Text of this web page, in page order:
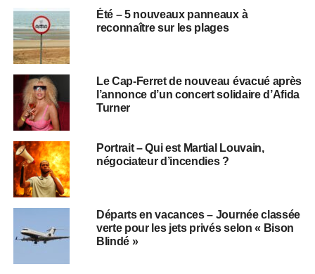
Été – 5 nouveaux panneaux à
reconnaître sur les plages
Le Cap-Ferret de nouveau évacué après
l’annonce d’un concert solidaire d’Afida
Turner
Portrait – Qui est Martial Louvain,
négociateur d’incendies ?
Départs en vacances – Journée classée
verte pour les jets privés selon « Bison
Blindé »